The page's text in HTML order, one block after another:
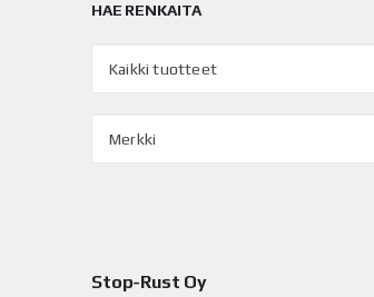
HAE RENKAITA
Kaikki tuotteet
Merkki
Stop-Rust Oy